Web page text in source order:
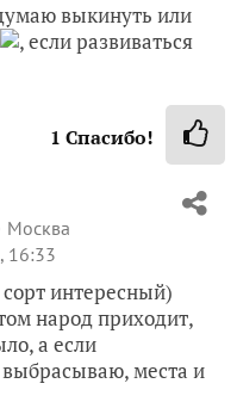
выкинуть или
, если развиваться
1 Спасибо!
Москва
16:33
интересный)
народ приходит,
а если
места и